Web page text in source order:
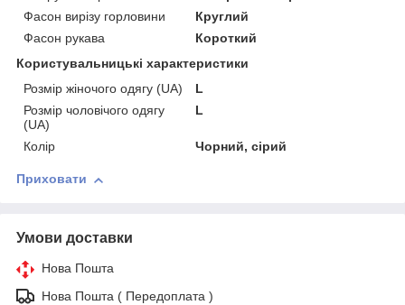
Фасон вирізу горловини
Круглий
Фасон рукава
Короткий
Користувальницькі характеристики
Розмір жіночого одягу (UA)
L
Розмір чоловічого одягу
(UA)
L
Колір Чорний, сірий
Приховати
Умови доставки
Нова Пошта
Нова Пошта ( Передоплата )